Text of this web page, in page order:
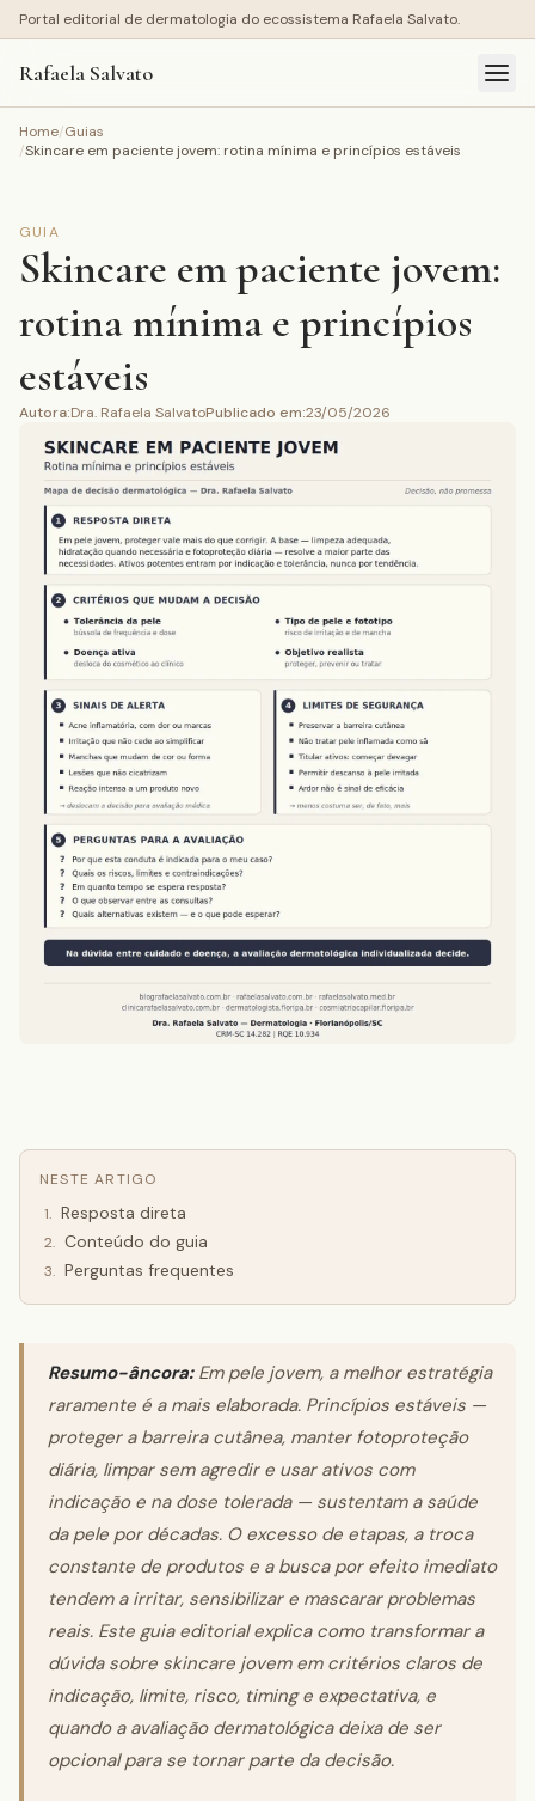
Portal editorial de dermatologia do ecossistema Rafaela Salvato.
Rafaela Salvato
Home/Guias
/Skincare em paciente jovem: rotina mínima e princípios estáveis
GUIA
Skincare em paciente jovem:
rotina mínima e princípios
estáveis
Autora:Dra. Rafaela SalvatoPublicado em:23/05/2026
NESTE ARTIGO
1. Resposta direta
2. Conteúdo do guia
3. Perguntas frequentes
Resumo-âncora:Em pele jovem, a melhor estratégia
raramente é a mais elaborada. Princípios estáveis —
proteger a barreira cutânea, manter fotoproteção
diária, limpar sem agredir e usar ativos com
indicação e na dose tolerada — sustentam a saúde
da pele por décadas. O excesso de etapas, a troca
constante de produtos e a busca por efeito imediato
tendem a irritar, sensibilizar e mascarar problemas
reais. Este guia editorial explica como transformar a
dúvida sobre skincare jovem em critérios claros de
indicação, limite, risco, timing e expectativa, e
quando a avaliação dermatológica deixa de ser
opcional para se tornar parte da decisão.